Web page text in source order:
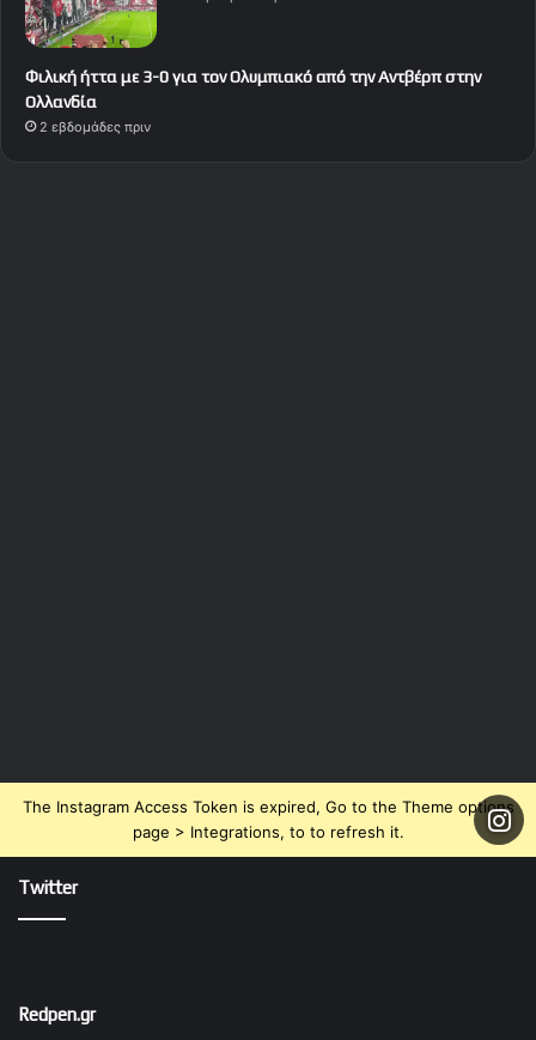
Φιλική ήττα με 3-0 για τον Ολυμπιακό από την Αντβέρπ στην
Ολλανδία
2 εβδομάδες πριν
The Instagram Access Token is expired, Go to the Theme options
page > Integrations, to to refresh it.
Twitter
Redpen.gr